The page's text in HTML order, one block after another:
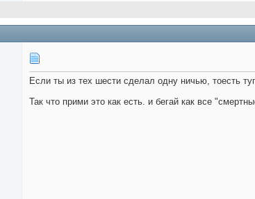
Если ты из тех шести сделал одну ничью, тоесть
Так что прими это как есть. и бегай как все